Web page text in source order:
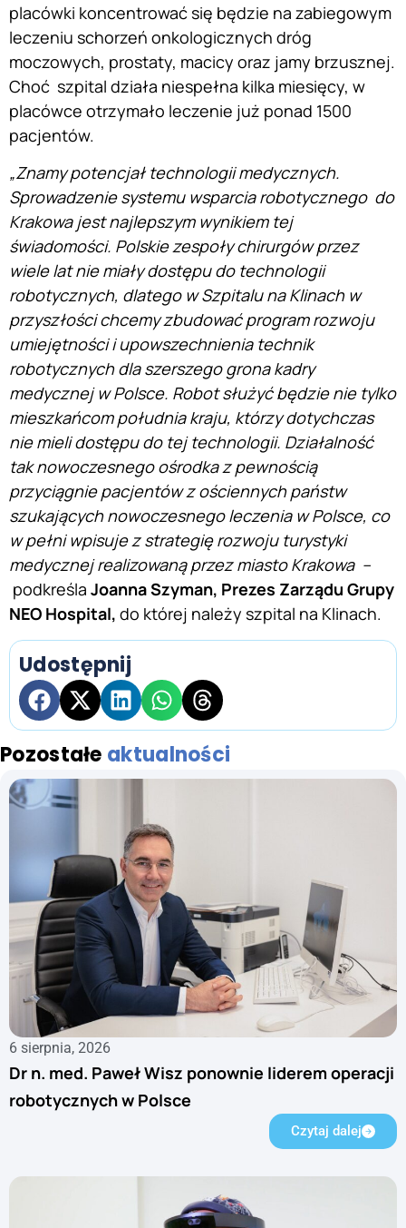
placówki koncentrować się będzie na zabiegowym
leczeniu schorzeń onkologicznych dróg
moczowych, prostaty, macicy oraz jamy brzusznej.
Choć szpital działa niespełna kilka miesięcy, w
placówce otrzymało leczenie już ponad 1500
pacjentów.
„Znamy potencjał technologii medycznych.
Sprowadzenie systemu wsparcia robotycznego do
Krakowa jest najlepszym wynikiem tej
świadomości. Polskie zespoły chirurgów przez
wiele lat nie miały dostępu do technologii
robotycznych, dlatego w Szpitalu na Klinach w
przyszłości chcemy zbudować program rozwoju
umiejętności i upowszechnienia technik
robotycznych dla szerszego grona kadry
medycznej w Polsce. Robot służyć będzie nie tylko
mieszkańcom południa kraju, którzy dotychczas
nie mieli dostępu do tej technologii. Działalność
tak nowoczesnego ośrodka z pewnością
przyciągnie pacjentów z ościennych państw
szukających nowoczesnego leczenia w Polsce, co
w pełni wpisuje z strategię rozwoju turystyki
medycznej realizowaną przez miasto Krakowa –
podkreśla Joanna Szyman, Prezes Zarządu Grupy
NEO Hospital, do której należy szpital na Klinach.
Udostępnij
Pozostałe aktualności
6 sierpnia, 2026
Dr n. med. Paweł Wisz ponownie liderem operacji
robotycznych w Polsce
Czytaj dalej